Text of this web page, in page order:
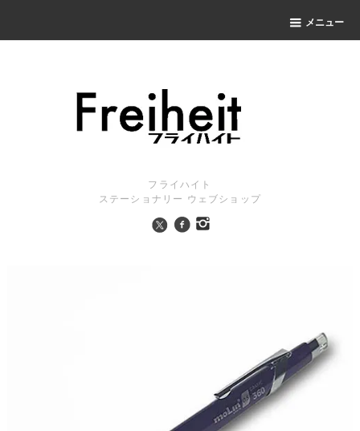
メニュー
フライハイト
ステーショナリー ウェブショップ